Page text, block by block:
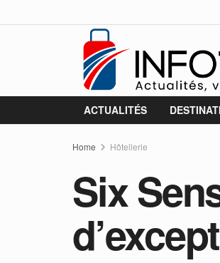
ACTUALITÉS
Home Hôtellerie
Six